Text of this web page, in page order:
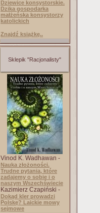
Dziewice konsystorskie.
Dzika gospodarka
małżeńska konsystorzy
katolickich
Znajdź książkę..
Sklepik "Racjonalisty"
Vinod K. Wadhawan -
Nauka złożoności.
Trudne pytania, które
zadajemy o sobie i o
naszym Wszechświecie
Kazimierz Czapiński -
Dokąd kler prowadzi
Polskę? Laickie mowy
sejmowe